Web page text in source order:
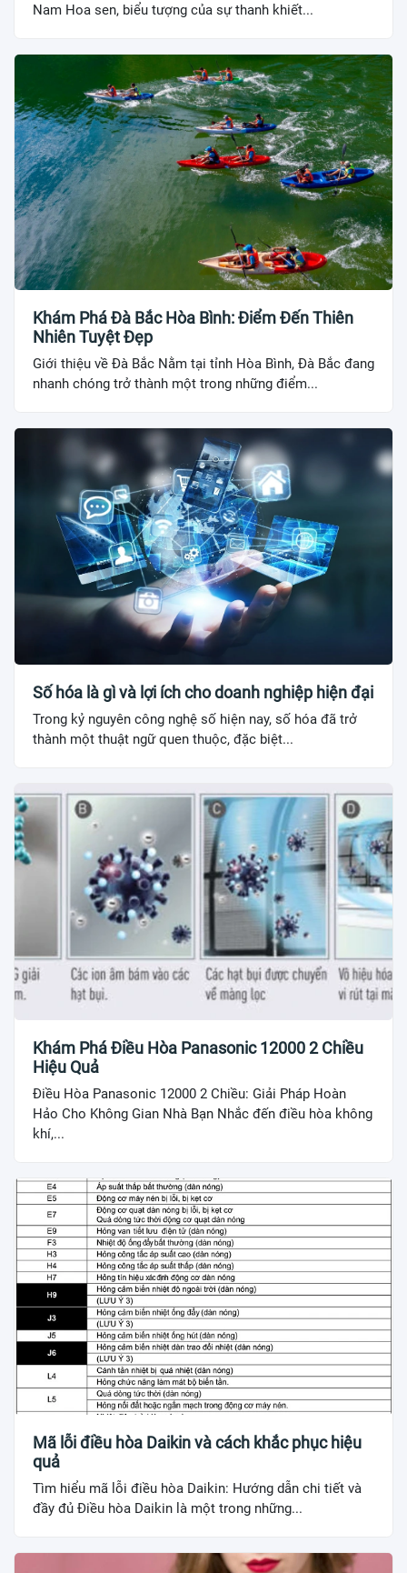
Nam Hoa sen, biểu tượng của sự thanh khiết...
Khám Phá Đà Bắc Hòa Bình: Điểm Đến Thiên
Nhiên Tuyệt Đẹp
Giới thiệu về Đà Bắc Nằm tại tỉnh Hòa Bình, Đà Bắc đang
nhanh chóng trở thành một trong những điểm...
Số hóa là gì và lợi ích cho doanh nghiệp hiện đại
Trong kỷ nguyên công nghệ số hiện nay, số hóa đã trở
thành một thuật ngữ quen thuộc, đặc biệt...
Khám Phá Điều Hòa Panasonic 12000 2 Chiều
Hiệu Quả
Điều Hòa Panasonic 12000 2 Chiều: Giải Pháp Hoàn
Hảo Cho Không Gian Nhà Bạn Nhắc đến điều hòa không
khí,...
Mã lỗi điều hòa Daikin và cách khắc phục hiệu
quả
Tìm hiểu mã lỗi điều hòa Daikin: Hướng dẫn chi tiết và
đầy đủ Điều hòa Daikin là một trong những...